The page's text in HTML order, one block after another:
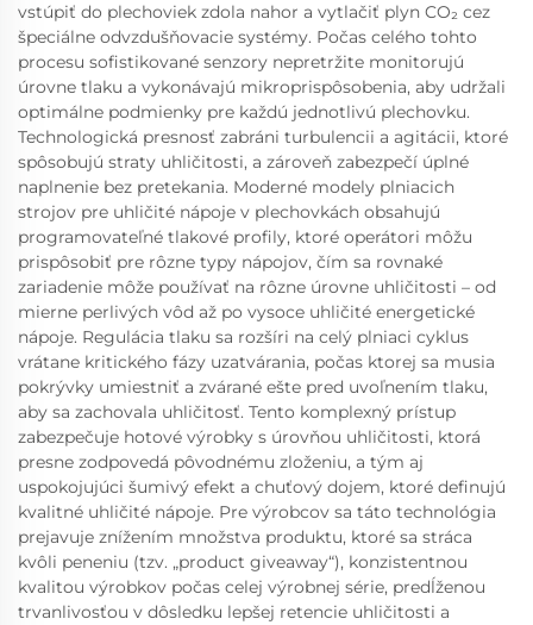
vstúpiť do plechoviek zdola nahor a vytlačiť plyn CO₂ cez
špeciálne odvzdušňovacie systémy. Počas celého tohto
procesu sofistikované senzory nepretržite monitorujú
úrovne tlaku a vykonávajú mikroprispôsobenia, aby udržali
optimálne podmienky pre každú jednotlivú plechovku.
Technologická presnosť zabráni turbulencii a agitácii, ktoré
spôsobujú straty uhličitosti, a zároveň zabezpečí úplné
naplnenie bez pretekania. Moderné modely plniacich
strojov pre uhličité nápoje v plechovkách obsahujú
programovateľné tlakové profily, ktoré operátori môžu
prispôsobiť pre rôzne typy nápojov, čím sa rovnaké
zariadenie môže používať na rôzne úrovne uhličitosti – od
mierne perlivých vôd až po vysoce uhličité energetické
nápoje. Regulácia tlaku sa rozšíri na celý plniaci cyklus
vrátane kritického fázy uzatvárania, počas ktorej sa musia
pokrývky umiestniť a zvárané ešte pred uvoľnením tlaku,
aby sa zachovala uhličitosť. Tento komplexný prístup
zabezpečuje hotové výrobky s úrovňou uhličitosti, ktorá
presne zodpovedá pôvodnému zloženiu, a tým aj
uspokojujúci šumivý efekt a chuťový dojem, ktoré definujú
kvalitné uhličité nápoje. Pre výrobcov sa táto technológia
prejavuje znížením množstva produktu, ktoré sa stráca
kvôli peneniu (tzv. „product giveaway“), konzistentnou
kvalitou výrobkov počas celej výrobnej série, predĺženou
trvanlivosťou v dôsledku lepšej retencie uhličitosti a